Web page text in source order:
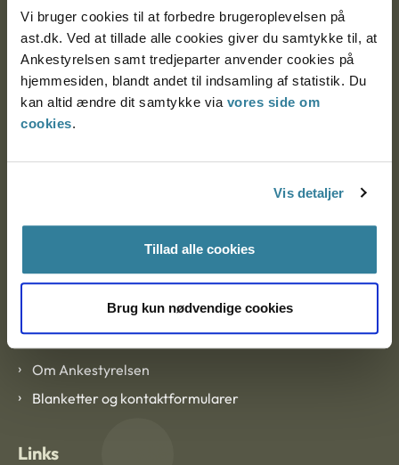
Vi bruger cookies til at forbedre brugeroplevelsen på
ast.dk. Ved at tillade alle cookies giver du samtykke til, at
Ankestyrelsen samt tredjeparter anvender cookies på
hjemmesiden, blandt andet til indsamling af statistik. Du
kan altid ændre dit samtykke via vores side om
cookies.
Vis detaljer
Tillad alle cookies
Brug kun nødvendige cookies
Nytorv 7, 2. sal
9000 Aalborg
Ankestyrelsen Aalborg
EAN: 57 98 000 35 48 21
Om Ankestyrelsen
Om Ankestyrelsen
Blanketter og kontaktformularer
Links